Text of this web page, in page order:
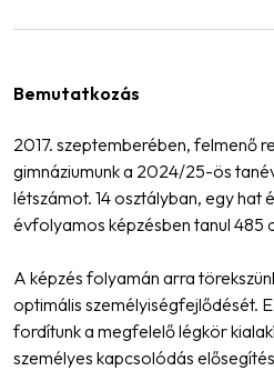
Bemutatkozás
2017. szeptemberében, felmenő
gimnáziumunk a 2024/25-ös
létszámot. 14 osztályban, egy hat
évfolyamos képzésben tanul 485
A képzés folyamán arra
optimális személyiségfejlődését.
fordítunk a megfelelő légkör
személyes kapcsolódás